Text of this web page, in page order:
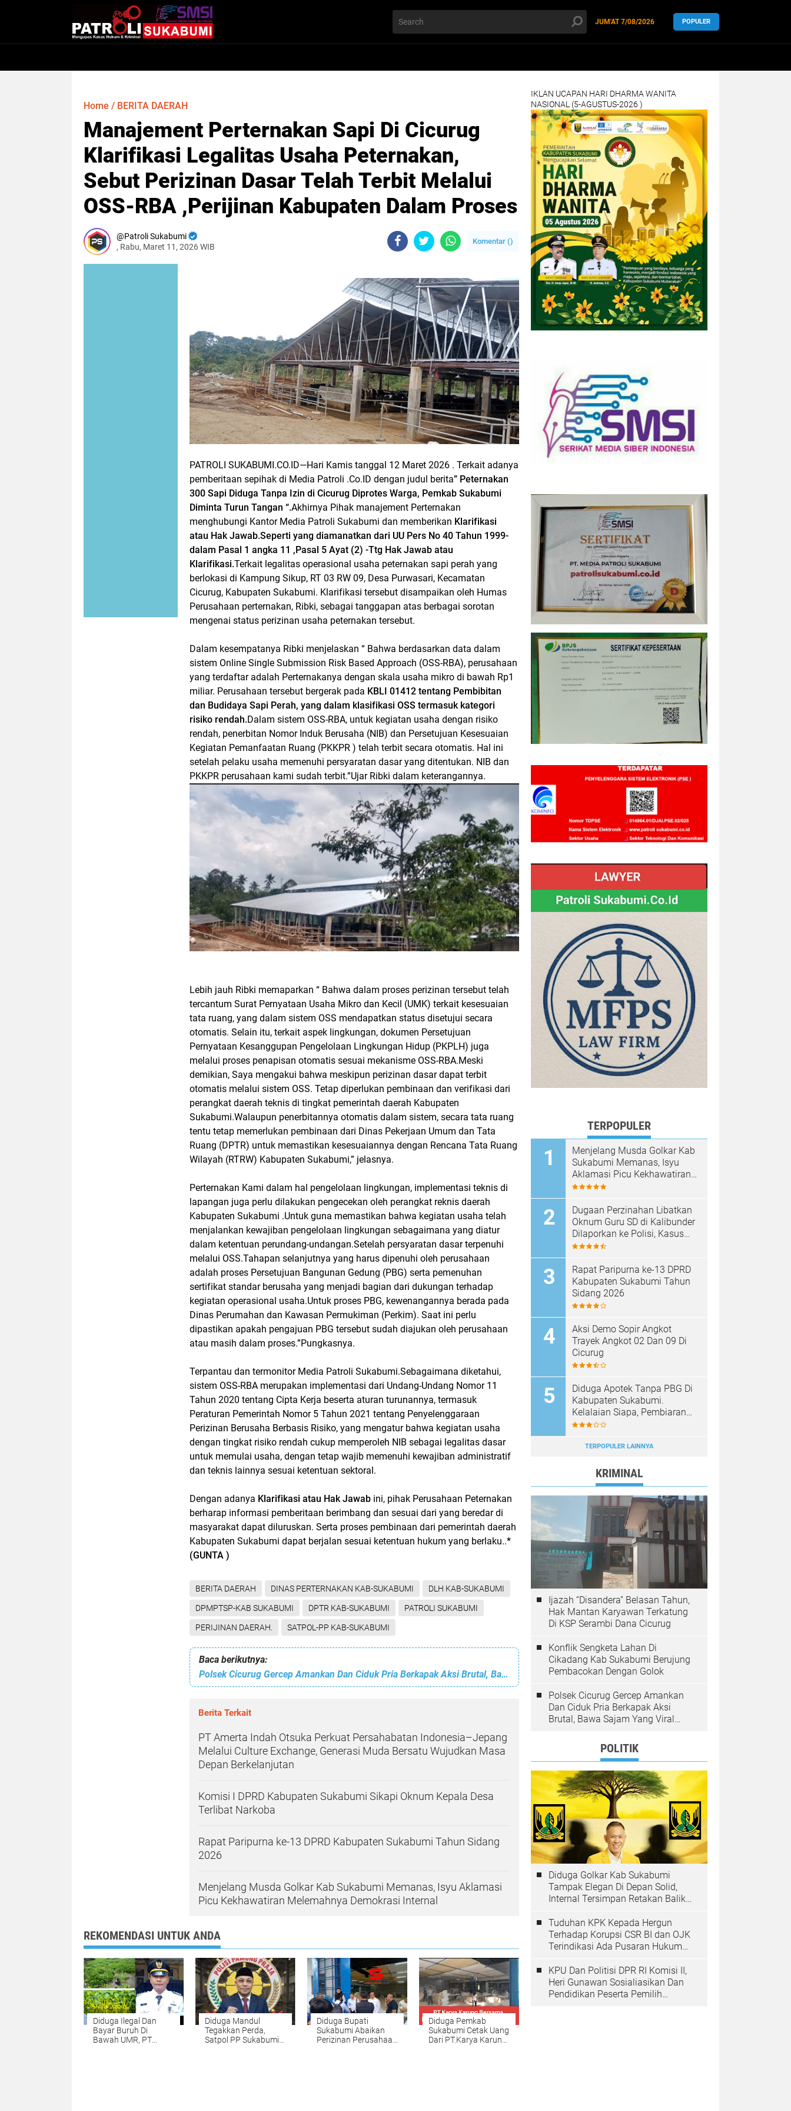
JUM'AT7/08/2026 POPULER
Home / BERITA DAERAH
Manajement Perternakan Sapi Di Cicurug
Klarifikasi Legalitas Usaha Peternakan,
Sebut Perizinan Dasar Telah Terbit Melalui
OSS-RBA ,Perijinan Kabupaten Dalam Proses
Patroli Sukabumi
, Rabu, Maret 11, 2026 WIB
Komentar ()
PATROLI SUKABUMI.CO.ID—Hari Kamis tanggal 12 Maret 2026 . Terkait adanya
pemberitaan sepihak di Media Patroli .Co.ID dengan judul berita” Peternakan
300 Sapi Diduga Tanpa Izin di Cicurug Diprotes Warga, Pemkab Sukabumi
Diminta Turun Tangan “.Akhirnya Pihak manajement Perternakan
menghubungi Kantor Media Patroli Sukabumi dan memberikan Klarifikasi
atau Hak Jawab.Seperti yang diamanatkan dari UU Pers No 40 Tahun 1999-
dalam Pasal 1 angka 11 ,Pasal 5 Ayat (2) -Ttg Hak Jawab atau
Klarifikasi.Terkait legalitas operasional usaha peternakan sapi perah yang
berlokasi di Kampung Sikup, RT 03 RW 09, Desa Purwasari, Kecamatan
Cicurug, Kabupaten Sukabumi. Klarifikasi tersebut disampaikan oleh Humas
Perusahaan perternakan, Ribki, sebagai tanggapan atas berbagai sorotan
mengenai status perizinan usaha peternakan tersebut.
Dalam kesempatanya Ribki menjelaskan “ Bahwa berdasarkan data dalam
sistem Online Single Submission Risk Based Approach (OSS-RBA), perusahaan
yang terdaftar adalah Perternakanya dengan skala usaha mikro di bawah Rp1
miliar. Perusahaan tersebut bergerak pada KBLI 01412 tentang Pembibitan
dan Budidaya Sapi Perah, yang dalam klasifikasi OSS termasuk kategori
risiko rendah.Dalam sistem OSS-RBA, untuk kegiatan usaha dengan risiko
rendah, penerbitan Nomor Induk Berusaha (NIB) dan Persetujuan Kesesuaian
Kegiatan Pemanfaatan Ruang (PKKPR ) telah terbit secara otomatis. Hal ini
setelah pelaku usaha memenuhi persyaratan dasar yang ditentukan. NIB dan
PKKPR perusahaan kami sudah terbit.”Ujar Ribki dalam keterangannya.
Lebih jauh Ribki memaparkan “ Bahwa dalam proses perizinan tersebut telah
tercantum Surat Pernyataan Usaha Mikro dan Kecil (UMK) terkait kesesuaian
tata ruang, yang dalam sistem OSS mendapatkan status disetujui secara
otomatis. Selain itu, terkait aspek lingkungan, dokumen Persetujuan
Pernyataan Kesanggupan Pengelolaan Lingkungan Hidup (PKPLH) juga
melalui proses penapisan otomatis sesuai mekanisme OSS-RBA.Meski
demikian, Saya mengakui bahwa meskipun perizinan dasar dapat terbit
otomatis melalui sistem OSS. Tetap diperlukan pembinaan dan verifikasi dari
perangkat daerah teknis di tingkat pemerintah daerah Kabupaten
Sukabumi.Walaupun penerbitannya otomatis dalam sistem, secara tata ruang
tentu tetap memerlukan pembinaan dari Dinas Pekerjaan Umum dan Tata
Ruang (DPTR) untuk memastikan kesesuaiannya dengan Rencana Tata Ruang
Wilayah (RTRW) Kabupaten Sukabumi,” jelasnya.
Perternakan Kami dalam hal pengelolaan lingkungan, implementasi teknis di
lapangan juga perlu dilakukan pengecekan oleh perangkat reknis daerah
Kabupaten Sukabumi .Untuk guna memastikan bahwa kegiatan usaha telah
menjalankan kewajiban pengelolaan lingkungan sebagaimana yang diatur
dalam ketentuan perundang-undangan.Setelah persyaratan dasar terpenuhi
melalui OSS.Tahapan selanjutnya yang harus dipenuhi oleh perusahaan
adalah proses Persetujuan Bangunan Gedung (PBG) serta pemenuhan
sertifikat standar berusaha yang menjadi bagian dari dukungan terhadap
kegiatan operasional usaha.Untuk proses PBG, kewenangannya berada pada
Dinas Perumahan dan Kawasan Permukiman (Perkim). Saat ini perlu
dipastikan apakah pengajuan PBG tersebut sudah diajukan oleh perusahaan
atau masih dalam proses.”Pungkasnya.
Terpantau dan termonitor Media Patroli Sukabumi.Sebagaimana diketahui,
sistem OSS-RBA merupakan implementasi dari Undang-Undang Nomor 11
Tahun 2020 tentang Cipta Kerja beserta aturan turunannya, termasuk
Peraturan Pemerintah Nomor 5 Tahun 2021 tentang Penyelenggaraan
Perizinan Berusaha Berbasis Risiko, yang mengatur bahwa kegiatan usaha
dengan tingkat risiko rendah cukup memperoleh NIB sebagai legalitas dasar
untuk memulai usaha, dengan tetap wajib memenuhi kewajiban administratif
dan teknis lainnya sesuai ketentuan sektoral.
Dengan adanya Klarifikasi atau Hak Jawab ini, pihak Perusahaan Peternakan
berharap informasi pemberitaan berimbang dan sesuai dari yang beredar di
masyarakat dapat diluruskan. Serta proses pembinaan dari pemerintah daerah
Kabupaten Sukabumi dapat berjalan sesuai ketentuan hukum yang berlaku..*
(GUNTA )
BERITA DAERAH DINAS PERTERNAKAN KAB-SUKABUMI DLH KAB-SUKABUMI
DPMPTSP-KAB SUKABUMI DPTR KAB-SUKABUMI PATROLI SUKABUMI
PERIJINAN DAERAH. SATPOL-PP KAB-SUKABUMI
Baca berikutnya:
Polsek Cicurug Gercep Amankan Dan Ciduk Pria Berkapak Aksi Brutal, Bawa Sajam Yang Viral Teror Penumpang Angkot
Berita Terkait
PT Amerta Indah Otsuka Perkuat Persahabatan Indonesia–Jepang
Melalui Culture Exchange, Generasi Muda Bersatu Wujudkan Masa
Depan Berkelanjutan
Komisi I DPRD Kabupaten Sukabumi Sikapi Oknum Kepala Desa
Terlibat Narkoba
Rapat Paripurna ke-13 DPRD Kabupaten Sukabumi Tahun Sidang
2026
Menjelang Musda Golkar Kab Sukabumi Memanas, Isyu Aklamasi
Picu Kekhawatiran Melemahnya Demokrasi Internal
REKOMENDASI UNTUK ANDA
Diduga Ilegal Dan
Bayar Buruh Di
Bawah UMR, PT
Diduga Mandul
Tegakkan Perda,
Satpol PP Sukabumi
Diduga Bupati
Sukabumi Abaikan
Perizinan Perusahaan
Diduga Pemkab
Sukabumi Cetak Uang
Dari PT.Karya Karung
IKLAN UCAPAN HARI DHARMA WANITA
NASIONAL (5-AGUSTUS-2026 )
TERPOPULER
Menjelang Musda Golkar Kab
Sukabumi Memanas, Isyu
Aklamasi Picu Kekhawatiran
Melemahnya Demokrasi
Dugaan Perzinahan Libatkan
Oknum Guru SD di Kalibunder
Dilaporkan ke Polisi, Kasus
Ditangani Satreskrim Polres
Rapat Paripurna ke-13 DPRD
Kabupaten Sukabumi Tahun
Sidang 2026
Aksi Demo Sopir Angkot
Trayek Angkot 02 Dan 09 Di
Cicurug
Diduga Apotek Tanpa PBG Di
Kabupaten Sukabumi.
Kelalaian Siapa, Pembiaran
Siapa……?
TERPOPULER LAINNYA
KRIMINAL
Ijazah “Disandera” Belasan Tahun,
Hak Mantan Karyawan Terkatung
Di KSP Serambi Dana Cicurug
Konflik Sengketa Lahan Di
Cikadang Kab Sukabumi Berujung
Pembacokan Dengan Golok
Polsek Cicurug Gercep Amankan
Dan Ciduk Pria Berkapak Aksi
Brutal, Bawa Sajam Yang Viral
POLITIK
Diduga Golkar Kab Sukabumi
Tampak Elegan Di Depan Solid,
Internal Tersimpan Retakan Balik
Tuduhan KPK Kepada Hergun
Terhadap Korupsi CSR BI dan OJK
Terindikasi Ada Pusaran Hukum
KPU Dan Politisi DPR RI Komisi II,
Heri Gunawan Sosialiasikan Dan
Pendidikan Peserta Pemilih